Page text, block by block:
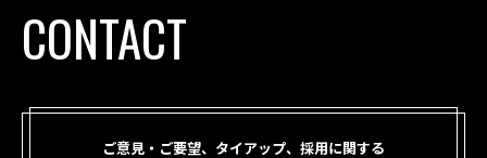
CONTACT
ご意見・ご要望、タイアップ、採用に関する